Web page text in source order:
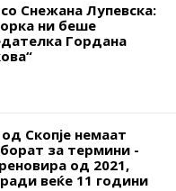
Снежана Лупевска:
ни беше
Гордана
Скопје немаат
за термини -
од 2021,
веќе 11 години